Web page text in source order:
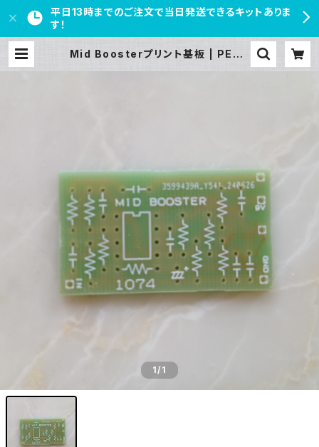
平日13時までのご注文で当日発送できるキットありま
す！
Mid Boosterプリント基板 | PEDA
1/1